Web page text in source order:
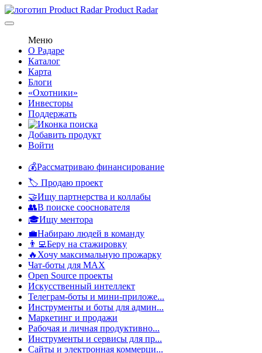
Product Radar
Меню
О Радаре
Каталог
Карта
Блоги
«Охотники»
Инвесторы
Поддержать
Добавить продукт
Войти
💰Рассматриваю финансирование
🏷️ Продаю проект
🤝Ищу партнерства и коллабы
👥В поиске сооснователя
🎓Ищу ментора
💼Набираю людей в команду
👨‍💻Беру на стажировку
🔥Хочу максимальную прожарку
Чат-боты для MAX
Open Source проекты
Искусственный интеллект
Телеграм-боты и мини-приложе...
Инструменты и боты для админ...
Маркетинг и продажи
Рабочая и личная продуктивно...
Инструменты и сервисы для пр...
Сайты и электронная коммерци...